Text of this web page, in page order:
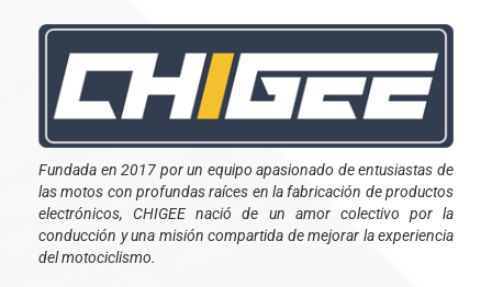
Fundada en 2017 por un equipo apasionado de entusiastas de
las motos con profundas raíces en la fabricación de productos
electrónicos, CHIGEE nació de un amor colectivo por la
conducción y una misión compartida de mejorar la experiencia
del motociclismo.